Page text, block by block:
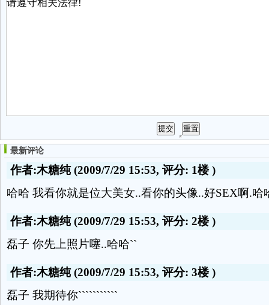
最新评论
作者:木糖纯(2009/7/29 15:53, 评分: 1楼)
哈哈 我看你就是位大美女..看你的头像..好SEX啊.哈
作者:木糖纯(2009/7/29 15:53, 评分: 2楼)
磊子 你先上照片噻..哈哈``
作者:木糖纯(2009/7/29 15:53, 评分: 3楼)
磊子 我期待你```````````